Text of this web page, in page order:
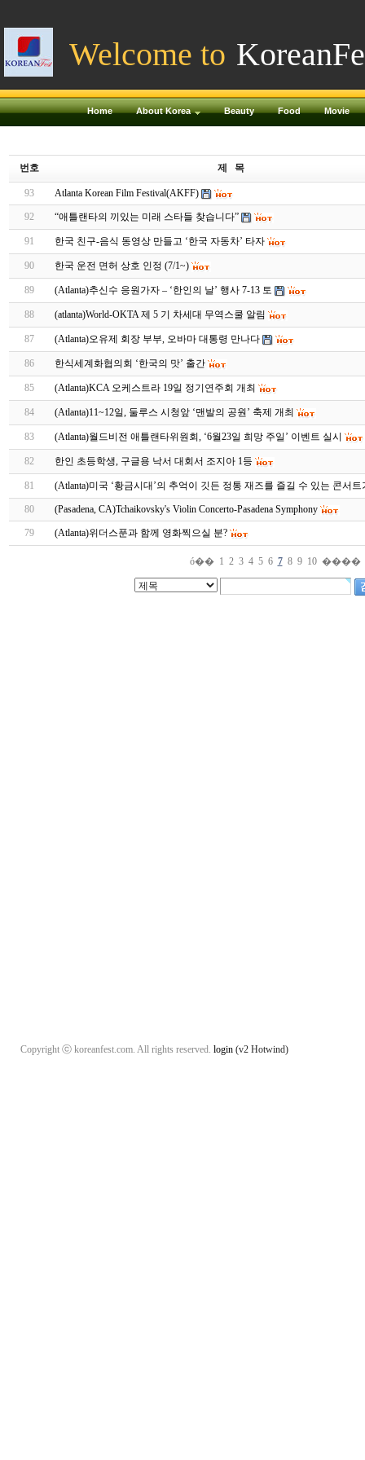
Welcome to
Home About Korea Beauty Food Movie
번호 제 목
93 Atlanta Korean Film Festival(AKFF)
92 “애틀랜타의 끼있는 미래 스타들 찾습니다”
91 한국 친구-음식 동영상 만들고 ‘한국 자동차’ 타자
90 한국 운전 면허 상호 인정 (7/1~)
89 (Atlanta)추신수 응원가자 – ‘한인의 날’ 행사 7-13 토
88 (atlanta)World-OKTA 제 5 기 차세대 무역스쿨 알림
87 (Atlanta)오유제 회장 부부, 오바마 대통령 만나다
86 한식세계화협의회 ‘한국의 맛’ 출간
85 (Atlanta)KCA 오케스트라 19일 정기연주회 개최
84 (Atlanta)11~12일, 둘루스 시청앞 ‘맨발의 공원’ 축제 개최
83 (Atlanta)월드비전 애틀랜타위원회, ‘6월23일 희망 주일’ 이벤트 실시
82 한인 초등학생, 구글용 낙서 대회서 조지아 1등
81 (Atlanta)미국 ‘황금시대’의 추억이 깃든 정통 재즈를 즐길 수 있는 콘서
80 (Pasadena, CA)Tchaikovsky's Violin Concerto-Pasadena Symphony
79 (Atlanta)위더스푼과 함께 영화찍으실 분?
ó�� 1 2 3 4 5 6 7 8 9 10 ����
Copyright ⓒ koreanfest.com. All rights reserved. login (v2 Hotwind)